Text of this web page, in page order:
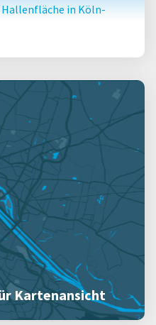
in Köln-
Kartenansicht